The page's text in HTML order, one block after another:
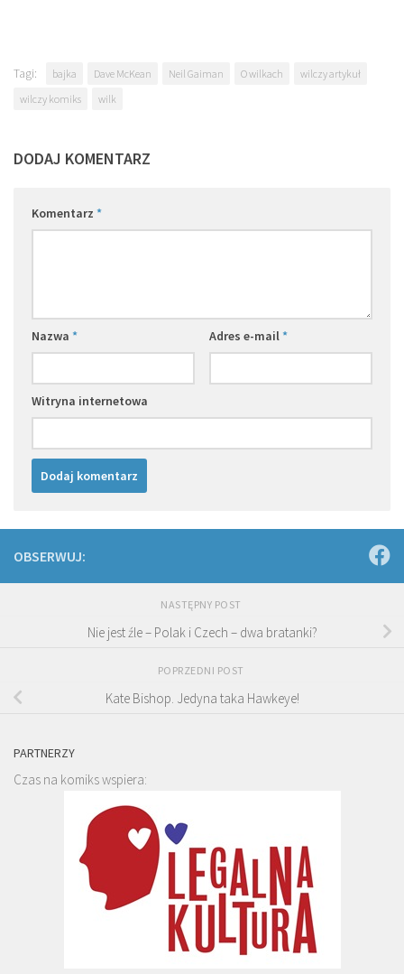
Tagi: bajka Dave McKean Neil Gaiman O wilkach
wilczy artykuł
wilczy komiks
wilk
DODAJ KOMENTARZ
Komentarz *
Nazwa * Adres e-mail*
Witryna internetowa
OBSERWUJ:
NASTĘPNY POST
Nie jest źle – Polak i Czech – dwa bratanki?
POPRZEDNI POST
Kate Bishop. Jedyna taka Hawkeye!
PARTNERZY
Czas na komiks wspiera: